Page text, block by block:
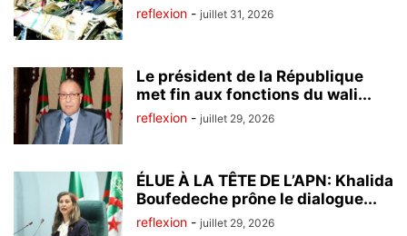
reflexion - juillet 31, 2026
Le président de la République
met fin aux fonctions du wali...
reflexion - juillet 29, 2026
ÉLUE À LA TÊTE DE L’APN: Khalida
Boufedeche prône le dialogue...
reflexion - juillet 29, 2026